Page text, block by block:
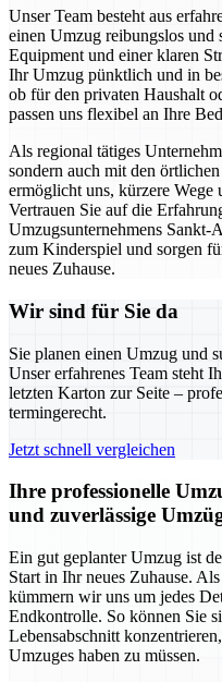
Unser Team besteht aus
einen Umzug reibungslos und
Equipment und einer klaren
Ihr Umzug pünktlich und in
ob für den privaten Haushalt
passen uns flexibel an Ihre
Als regional tätiges
sondern auch mit den
ermöglicht uns, kürzere Wege
Vertrauen Sie auf die
Umzugsunternehmens
zum Kinderspiel und sorgen
neues Zuhause.
Wir sind für Sie da
Sie planen einen Umzug und
Unser erfahrenes Team steht
letzten Karton zur Seite –
termingerecht.
Jetzt schnell vergleichen
Ihre professionelle
und zuverlässige
Ein gut geplanter Umzug ist
Start in Ihr neues Zuhause.
kümmern wir uns um jedes
Endkontrolle. So können Sie
Lebensabschnitt
Umzuges haben zu müssen.